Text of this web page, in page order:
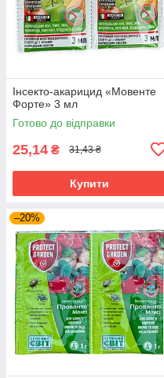
Інсекто-акарицид «Мовенте
Форте» 3 мл
Готово до відправки
25,14 ₴ 31,43 ₴
Купити
–20%